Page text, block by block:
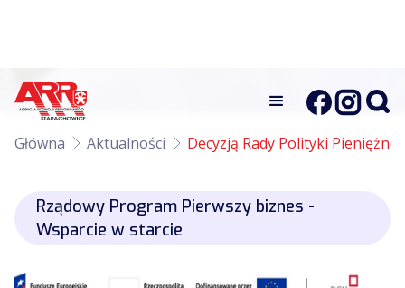
Główna Aktualności Decyzją Rady Polityki
Rządowy Program Pierwszy biznes -
Wsparcie w starcie